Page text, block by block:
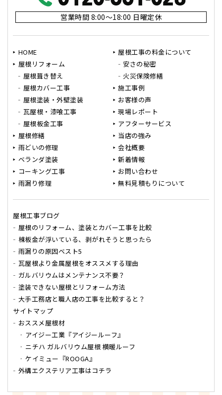
営業時間 8:00～18:00 日曜定休
HOME
屋根リフォーム
屋根葺き替え
屋根カバー工事
屋根塗装・外壁塗装
瓦屋根・漆喰工事
屋根板金工事
屋根修繕
雨どいの修理
ベランダ塗装
コーキング工事
雨漏り修理
屋根工事の料金について
安さの秘密
火災保険修繕
施工事例
お客様の声
現場レポート
アフターサービス
当店の強み
会社概要
新着情報
お問い合わせ
無料見積もりについて
屋根工事ブログ
屋根のリフォーム、塗装とカバー工事を比較
棟板金が浮いている、剥がれそうと思ったら
雨漏りの原因ベスト5
瓦屋根より金属屋根をオススメする理由
ガルバリウムはメンテナンス不要？
塗装できない屋根とリフォーム方法
大手工務店と職人店の工事を比較すると？
サイトマップ
おススメ屋根材
アイジー工業『アイジールーフ』
ニチハ ガルバリウム屋根 横暖ルーフ
ケイミュー『ROOGA』
外構エクステリア工事はコチラ